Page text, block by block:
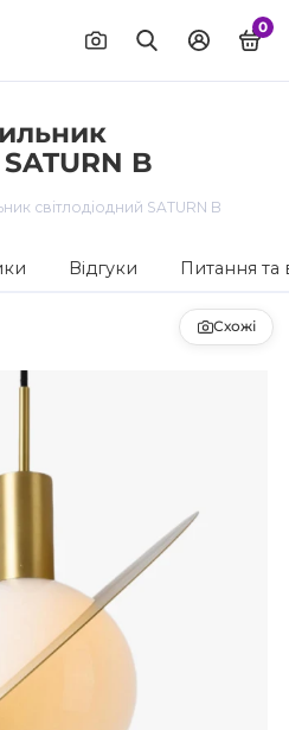
0
B
світлодіодний SATURN B
Відгуки Питання та
Схожі